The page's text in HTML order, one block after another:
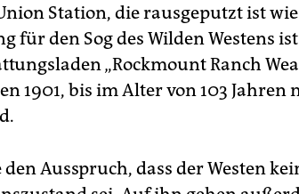
Station, die rausgeputzt ist
für den Sog des Wilden Westens
„Rockmount Ranch
1901, bis im Alter von 103
den Ausspruch, dass der Westen